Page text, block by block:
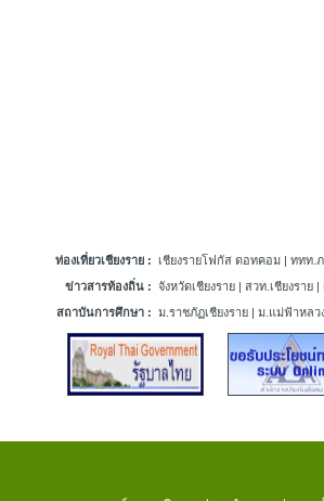
ท่องเที่ยวเชียงราย : เชียงรายโฟกัส ดอทคอม | ททท.
ข่าวสารท้องถิ่น : จังหวัดเชียงราย | สวท.เชียงราย |
สถาบันการศึกษา : ม.ราชภัฏเชียงราย | ม.แม่ฟ้าหลว